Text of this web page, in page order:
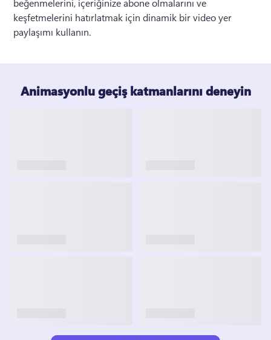
beğenmelerini, içeriğinize abone olmalarını ve
keşfetmelerini hatırlatmak için dinamik bir video yer
paylaşımı kullanın.
Animasyonlu geçiş katmanlarını deneyin